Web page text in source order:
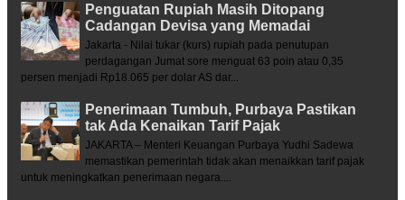
Penguatan Rupiah Masih Ditopang
Cadangan Devisa yang Memadai
Jakarta - Nilai tukar (kurs) rupiah pada penutupan
perdagangan Jumat sore menguat 63 poin atau 0,35
persen menjadi Rp18.065 per dolar AS dar...
Penerimaan Tumbuh, Purbaya Pastikan
tak Ada Kenaikan Tarif Pajak
JAKARTA – Menteri Keuangan Purbaya Yudhi Sadewa
memastikan pemerintah tidak akan menaikkan tarif pajak
untuk meningkatkan penerimaan negara....